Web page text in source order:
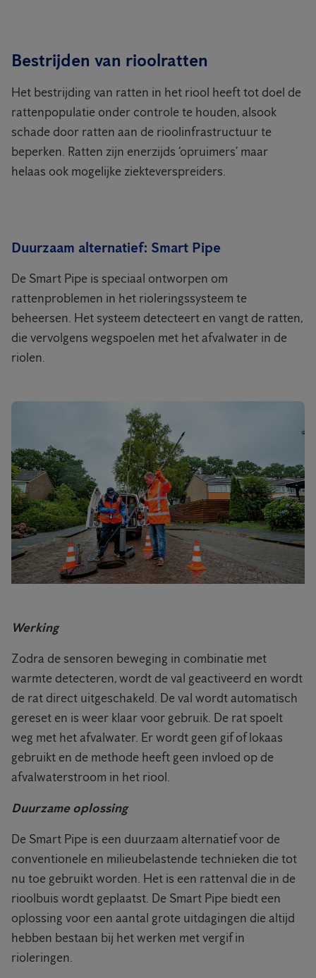
Bestrijden van rioolratten
Het bestrijding van ratten in het riool heeft tot doel de
rattenpopulatie onder controle te houden, alsook
schade door ratten aan de rioolinfrastructuur te
beperken. Ratten zijn enerzijds ‘opruimers’ maar
helaas ook mogelijke ziekteverspreiders.
Duurzaam alternatief: Smart Pipe
De Smart Pipe is speciaal ontworpen om
rattenproblemen in het rioleringssysteem te
beheersen. Het systeem detecteert en vangt de ratten,
die vervolgens wegspoelen met het afvalwater in de
riolen.
Werking
Zodra de sensoren beweging in combinatie met
warmte detecteren, wordt de val geactiveerd en wordt
de rat direct uitgeschakeld. De val wordt automatisch
gereset en is weer klaar voor gebruik. De rat spoelt
weg met het afvalwater. Er wordt geen gif of lokaas
gebruikt en de methode heeft geen invloed op de
afvalwaterstroom in het riool.
Duurzame oplossing
De Smart Pipe is een duurzaam alternatief voor de
conventionele en milieubelastende technieken die tot
nu toe gebruikt worden. Het is een rattenval die in de
rioolbuis wordt geplaatst. De Smart Pipe biedt een
oplossing voor een aantal grote uitdagingen die altijd
hebben bestaan bij het werken met vergif in
rioleringen.